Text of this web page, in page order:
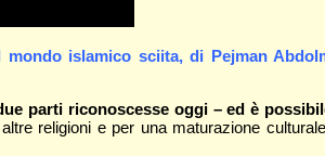
islamico sciita, di Pejman
parti riconoscesse oggi – ed è
religioni e per una maturazione